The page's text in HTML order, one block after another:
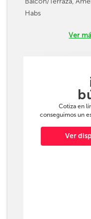
Habs
Ver
Cotiza en
conseguimos un
Ver